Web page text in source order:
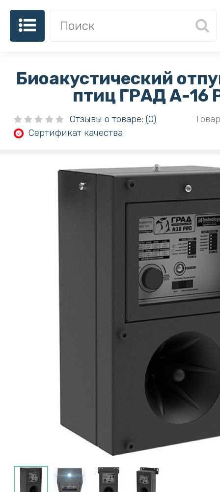
Биоакустический
птиц ГРАД А-16
Отзывы о товаре: (0)
Сертификат качества